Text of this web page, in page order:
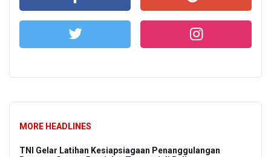
MORE HEADLINES
TNI Gelar Latihan Kesiapsiagaan Penanggulangan